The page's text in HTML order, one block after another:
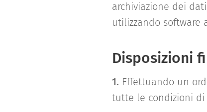
archiviazione dei
utilizzando software
Disposizioni
1. Effettuando un
tutte le condizioni di